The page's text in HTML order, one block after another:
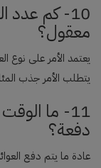
10- كم
معقول؟
يعتمد الأمر على نوع
يتطلب الأمر جذب
11- ما
دفعة؟